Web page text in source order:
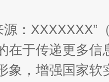
源：
在于传递更多
象，增强国家